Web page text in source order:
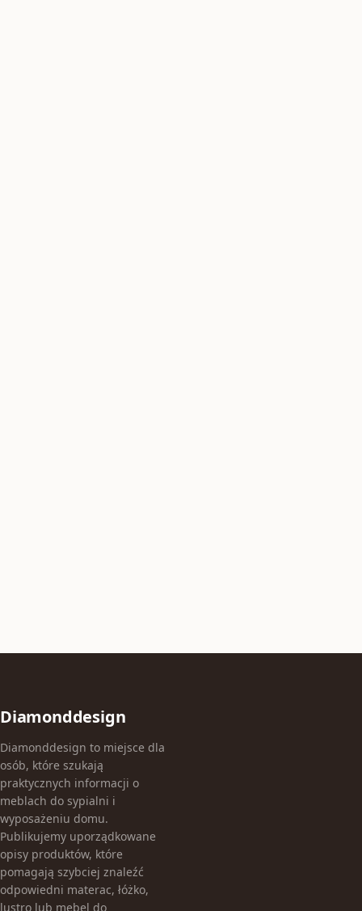
Diamonddesign
Diamonddesign to miejsce dla
osób, które szukają
praktycznych informacji o
meblach do sypialni i
wyposażeniu domu.
Publikujemy uporządkowane
opisy produktów, które
pomagają szybciej znaleźć
odpowiedni materac, łóżko,
lustro lub mebel do